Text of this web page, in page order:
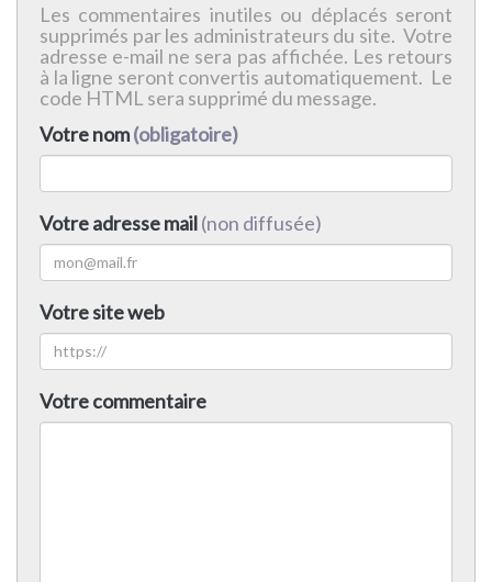
Les commentaires inutiles ou déplacés seront
supprimés par les administrateurs du site. Votre
adresse e-mail ne sera pas affichée. Les retours
à la ligne seront convertis automatiquement. Le
code HTML sera supprimé du message.
Votre nom(obligatoire)
Votre adresse mail(non diffusée)
Votre site web
Votre commentaire